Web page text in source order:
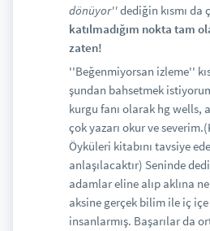
dönüyor''dediğin kısmı da
katılmadığım nokta tam
zaten!
''Beğenmiyorsan izleme''
şundan bahsetmek
kurgu fanı olarak hg wells,
çok yazarı okur ve
Öyküleri kitabını tavsiye
anlaşılacaktır) Seninde
adamlar eline alıp aklına
aksine gerçek bilim ile iç
insanlarmış. Başarılar da